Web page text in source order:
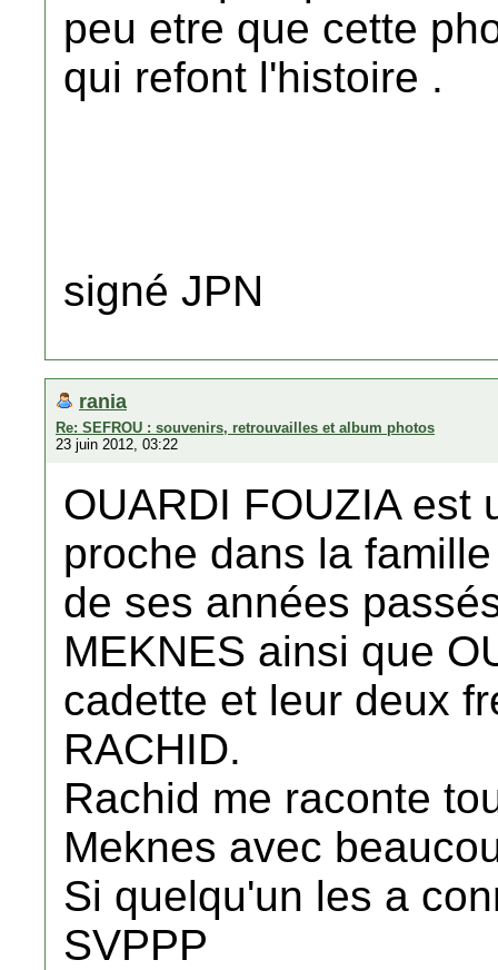
peu etre que cette
qui refont l'histoire .
signé JPN
rania
Re: SEFROU : souvenirs, retrouvailles et album photos
23 juin 2012, 03:22
OUARDI FOUZIA est
proche dans la
de ses années
MEKNES ainsi que
cadette et leur deux
RACHID.
Rachid me raconte
Meknes avec
Si quelqu'un les a
SVPPP